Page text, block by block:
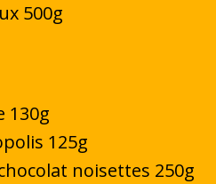
500g
130g
125g
noisettes 250g